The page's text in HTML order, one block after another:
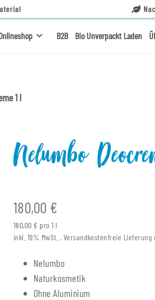
B2B Bio Unverpackt Laden
1 l
Nelumbo
180,00 €
180,00 € pro 1 l
inkl. 19% MwSt. , Versandkostenfreie Lieferung
Nelumbo
Naturkosmetik
Ohne Aluminium